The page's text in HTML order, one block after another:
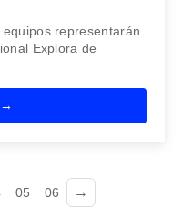
representarán
Explora de
05 06 →